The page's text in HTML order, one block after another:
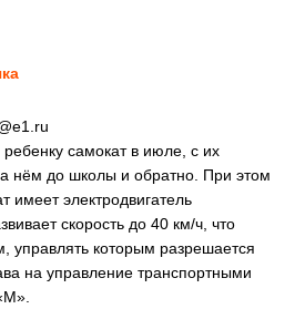
самокат в июле, с их
нём до школы и обратно. При этом
имеет электродвигатель
скорость до 40 км/ч, что
управлять которым разрешается
на управление транспортными